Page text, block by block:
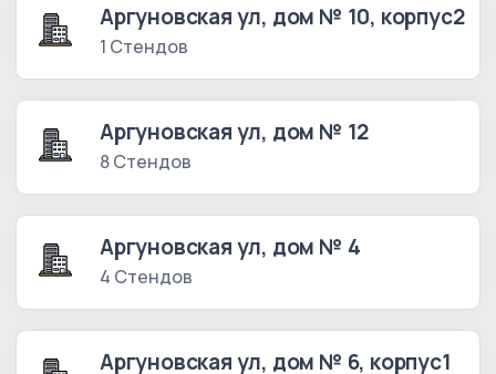
Аргуновская ул, дом № 10, корпус2
1 Стендов
Аргуновская ул, дом № 12
8 Стендов
Аргуновская ул, дом № 4
4 Стендов
Аргуновская ул, дом № 6, корпус1